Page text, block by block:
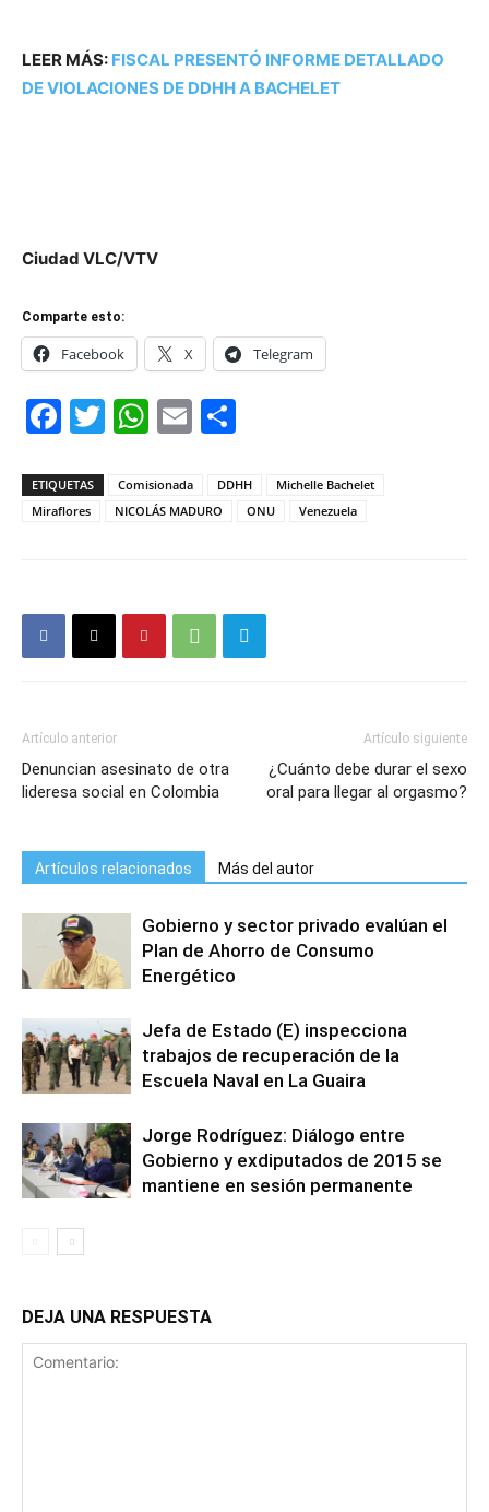
LEER MÁS: FISCAL PRESENTÓ INFORME DETALLADO
DE VIOLACIONES DE DDHH A BACHELET
Ciudad VLC/VTV
Comparte esto:
Facebook X Telegram
Facebook
Twitter
WhatsApp
Email
ETIQUETAS Comisionada DDHH
Michelle Bachelet
Miraflores
NICOLÁS MADURO ONU Venezuela
Artículo anterior
Denuncian asesinato de otra
lideresa social en Colombia
Artículo siguiente
¿Cuánto debe durar el sexo
oral para llegar al orgasmo?
Artículos relacionados Más del autor
Gobierno y sector privado evalúan el
Plan de Ahorro de Consumo
Energético
Jefa de Estado (E) inspecciona
trabajos de recuperación de la
Escuela Naval en La Guaira
Jorge Rodríguez: Diálogo entre
Gobierno y exdiputados de 2015 se
mantiene en sesión permanente
DEJA UNA RESPUESTA